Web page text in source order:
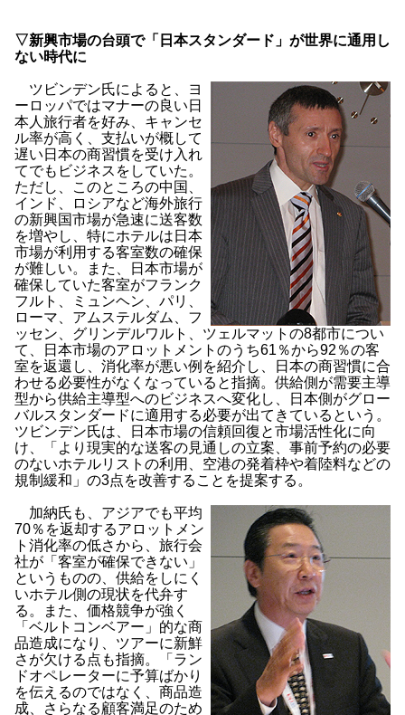
▽新興市場の台頭で「日本スタンダード」が世界に通用し
ない時代に
ツビンデン氏によると、ヨ
ーロッパではマナーの良い日
本人旅行者を好み、キャンセ
ル率が高く、支払いが概して
遅い日本の商習慣を受け入れ
てでもビジネスをしていた。
ただし、このところの中国、
インド、ロシアなど海外旅行
の新興国市場が急速に送客数
を増やし、特にホテルは日本
市場が利用する客室数の確保
が難しい。また、日本市場が
確保していた客室がフランク
フルト、ミュンヘン、パリ、
ローマ、アムステルダム、フ
ッセン、グリンデルワルト、ツェルマットの8都市につい
て、日本市場のアロットメントのうち61％から92％の客
室を返還し、消化率が悪い例を紹介し、日本の商習慣に合
わせる必要性がなくなっていると指摘。供給側が需要主導
型から供給主導型へのビジネスへ変化し、日本側がグロー
バルスタンダードに適用する必要が出てきているという。
ツビンデン氏は、日本市場の信頼回復と市場活性化に向
け、「より現実的な送客の見通しの立案、事前予約の必要
のないホテルリストの利用、空港の発着枠や着陸料などの
規制緩和」の3点を改善することを提案する。
加納氏も、アジアでも平均
70％を返却するアロットメン
ト消化率の低さから、旅行会
社が「客室が確保できない」
というものの、供給をしにく
いホテル側の現状を代弁す
る。また、価格競争が強く
「ベルトコンベアー」的な商
品造成になり、ツアーに新鮮
さが欠ける点も指摘。「ラン
ドオペレーターに予算ばかり
を伝えるのではなく、商品造
成、さらなる顧客満足のため